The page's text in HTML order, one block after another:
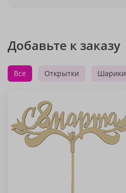
Добавьте к заказу
Все Открытки Шарики